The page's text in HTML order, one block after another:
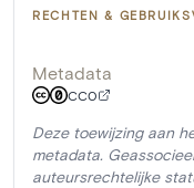
RECHTEN &
Metadata
CC0
Deze toewijzing aan
metadata.
auteursrechtelijke